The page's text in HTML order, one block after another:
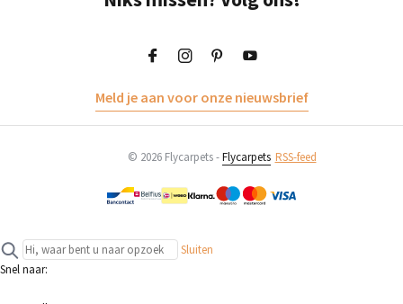
Meld je aan voor onze nieuwsbrief
© 2026 Flycarpets -Flycarpets RSS-feed
Sluiten
Snel naar: